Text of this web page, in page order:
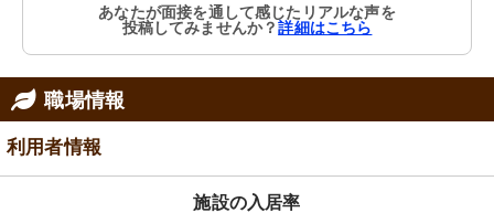
あなたが面接を通して感じたリアルな声を
投稿してみませんか？詳細はこちら
職場情報
利用者情報
施設の入居率